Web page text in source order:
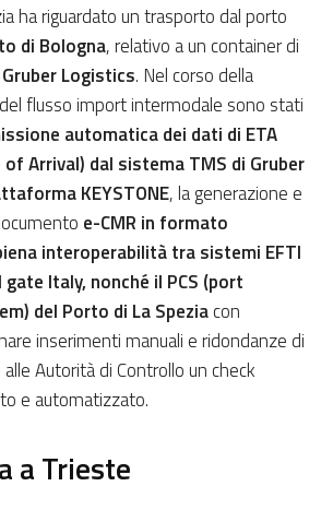
ha riguardato un trasporto dal porto
di Bologna, relativo a un container di
Gruber Logistics. Nel corso della
flusso import intermodale sono stati
automatica dei dati di ETA
Arrival) dal sistema TMS di Gruber
KEYSTONE, la generazione e
e-CMR in formato
interoperabilità tra sistemi EFTI
Italy, nonché il PCS (port
del Porto di La Speziacon
inserimenti manuali e ridondanze di
Autorità di Controllo un check
e automatizzato.
a Trieste